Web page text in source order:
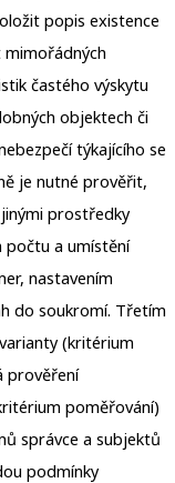
popis existence
častého výskytu
objektech či
týkajícího se
je nutné prověřit,
prostředky
a umístění
nastavením
do soukromí. Třetím
(kritérium
prověření
poměřování)
správce a subjektů
podmínky